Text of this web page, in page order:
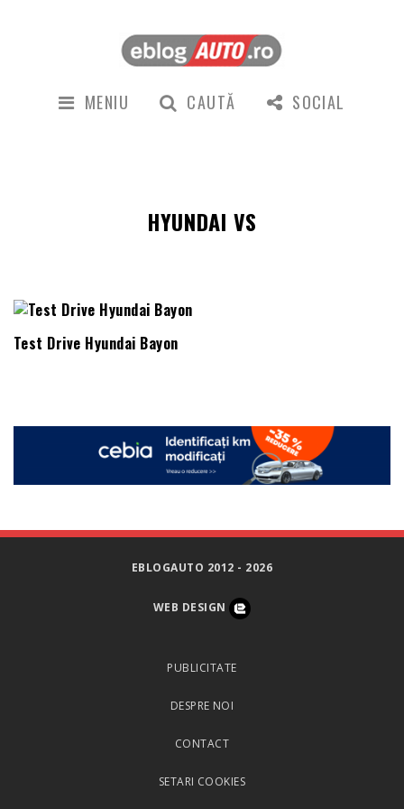
MENIU CAUTĂ SOCIAL
HYUNDAI VS
Test Drive Hyundai Bayon
EBLOGAUTO 2012 - 2026
WEB DESIGN
PUBLICITATE
DESPRE NOI
CONTACT
SETARI COOKIES